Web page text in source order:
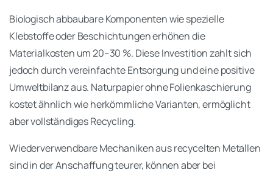
Biologisch abbaubare Komponenten wie spezielle
Klebstoffe oder Beschichtungen erhöhen die
Materialkosten um 20–30 %. Diese Investition zahlt sich
jedoch durch vereinfachte Entsorgung und eine positive
Umweltbilanz aus. Naturpapier ohne Folienkaschierung
kostet ähnlich wie herkömmliche Varianten, ermöglicht
aber vollständiges Recycling.
Wiederverwendbare Mechaniken aus recycelten Metallen
sind in der Anschaffung teurer, können aber bei